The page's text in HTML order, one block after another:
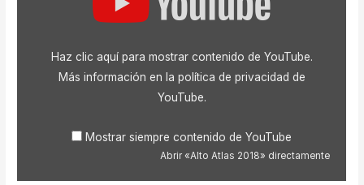
Haz clic aquí para mostrar contenido de YouTube.
Más información en la política de privacidad de
YouTube.
Mostrar siempre contenido de YouTube
Abrir «Alto Atlas 2018» directamente